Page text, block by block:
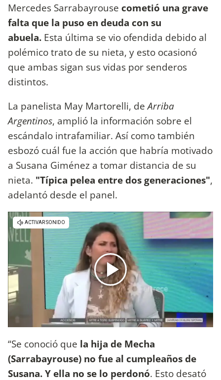
Mercedes Sarrabayrouse cometió una grave
falta que la puso en deuda con su
abuela. Esta última se vio ofendida debido al
polémico trato de su nieta, y esto ocasionó
que ambas sigan sus vidas por senderos
distintos.
La panelista May Martorelli, deArriba
Argentinos, amplió la información sobre el
escándalo intrafamiliar. Así como también
esbozó cuál fue la acción que habría motivado
a Susana Giménez a tomar distancia de su
nieta. "Típica pelea entre dos generaciones",
adelantó desde el panel.
“Se conoció que la hija de Mecha
(Sarrabayrouse) no fue al cumpleaños de
Susana. Y ella no se lo perdonó. Esto desató